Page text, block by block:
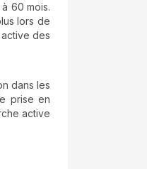
60 mois.
lors de
des
dans les
prise en
active